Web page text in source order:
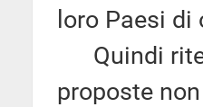
loro Paesi di
Quindi
proposte